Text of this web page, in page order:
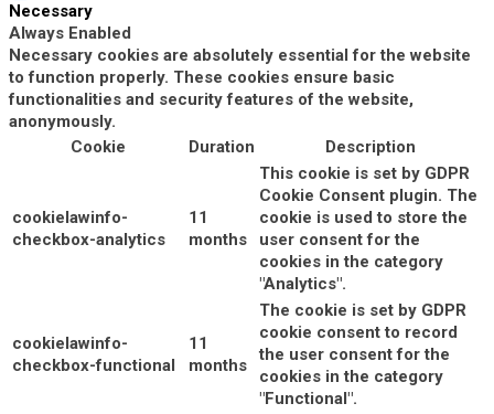
Necessary
Always Enabled
Necessary cookies are absolutely essential for the website
to function properly. These cookies ensure basic
functionalities and security features of the website,
anonymously.
Cookie
Duration Description
cookielawinfo-
checkbox-analytics
11
months
This cookie is set by GDPR
Cookie Consent plugin. The
cookie is used to store the
user consent for the
cookies in the category
"Analytics".
cookielawinfo-
checkbox-functional
11
months
The cookie is set by GDPR
cookie consent to record
the user consent for the
cookies in the category
"Functional".